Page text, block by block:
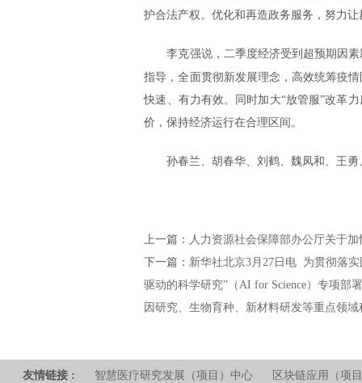
护合法产权。优化和再造政务服务，努力
李克强说，二季度经济受到超预期因
指导，全面贯彻新发展理念，高效统筹疫
快速、有力有效。同时加大“放管服”改革
价，保持经济运行在合理区间。
孙春兰、胡春华、刘鹤、魏凤和、王
上一篇： 人力资源社会保障部办公厅关于
下一篇： 新华社北京3月27日电 为贯彻落
驱动的科学研究”（AI for Science）专项部
因研究、生物育种、新材料研发等重点领
友情链接 : 智慧医疗研究发展（项目）中心 区块链应用（项